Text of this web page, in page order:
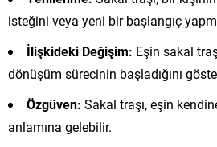
isteğini veya yeni bir başlangıç
İlişkideki Değişim: Eşin sakal
dönüşüm sürecinin başladığını
Özgüven: Sakal traşı, eşin
anlamına gelebilir.